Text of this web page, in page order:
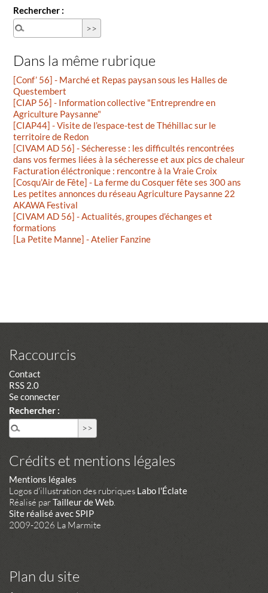
Rechercher :
Dans la même rubrique
[Conf’ 56] - Marché et Repas paysan sous les Halles de
Questembert
[CIAP 56] - Information collective "Entreprendre en
Agriculture Paysanne"
[CIAP44] - Visite de l’espace-test de Théhillac sur le
territoire de Redon
[CIVAM AD 56] - Sécheresse : les difficultés rencontrées
dans vos fermes liées à la sécheresse et aux pics de chaleur
Facturation éléctronique : rencontre à la Vraie Croix
[Cosqu’Air de Fête] - La ferme du Cosquer fête ses 300 ans
Les petites annonces du réseau Agriculture Paysanne 22
AKAWA Festival
[CIVAM AD 56] - Actualités, groupes d’échanges et
formations
[La Petite Manne] - Atelier Fanzine
Raccourcis
Contact
RSS 2.0
Se connecter
Rechercher :
Crédits et mentions légales
Mentions légales
Logos d'illustration des rubriques Labo l'Éclate
Réalisé parTailleur de Web.
Site réalisé avec SPIP
2009-2026 La Marmite
Plan du site